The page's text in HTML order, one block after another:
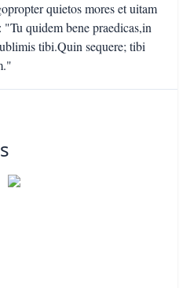
quietos mores et uitam
quidem bene praedicas,in
tibi.Quin sequere; tibi